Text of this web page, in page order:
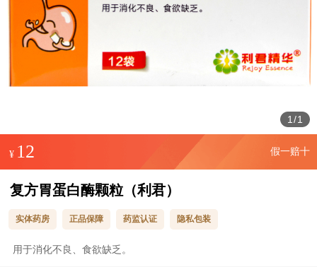
1 /1
¥ 12 假一赔十
复方胃蛋白酶颗粒（利君）
实体药房 正品保障 药监认证 隐私包装
用于消化不良、食欲缺乏。